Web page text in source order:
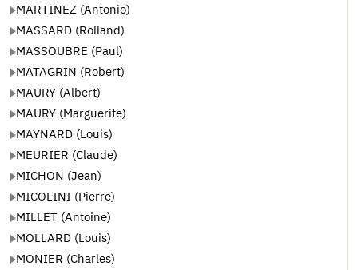
MARTINEZ (Antonio)
MASSARD (Rolland)
MASSOUBRE (Paul)
MATAGRIN (Robert)
MAURY (Albert)
MAURY (Marguerite)
MAYNARD (Louis)
MEURIER (Claude)
MICHON (Jean)
MICOLINI (Pierre)
MILLET (Antoine)
MOLLARD (Louis)
MONIER (Charles)